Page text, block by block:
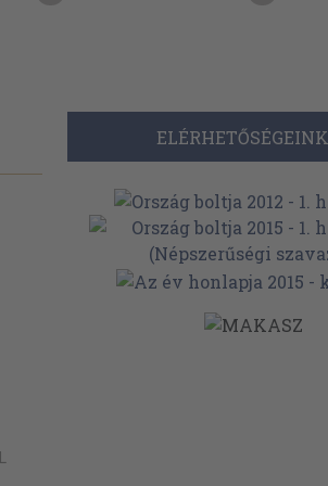
ELÉRHETŐSÉGEINK